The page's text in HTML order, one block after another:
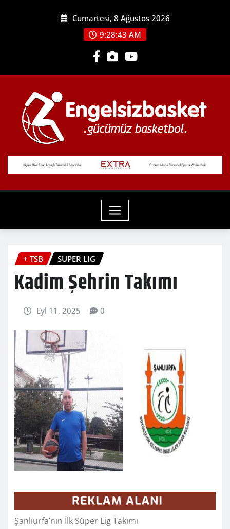
Cumartesi, 8 Ağustos 2026
9:28:44 AM
+ TSB SUPER LIG
Kadim Şehrin Takımı
Eyl 11, 2025 0
Şanlıurfa’nın İlk Süper Lig Takımı